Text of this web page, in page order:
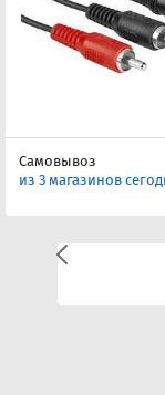
Самовывоз
из 3 магазинов